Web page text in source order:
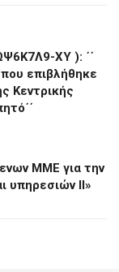
ΧΥ ): ΄΄
επιβλήθηκε
Κεντρικής
ΜΜΕ για την
υπηρεσιών ΙΙ»